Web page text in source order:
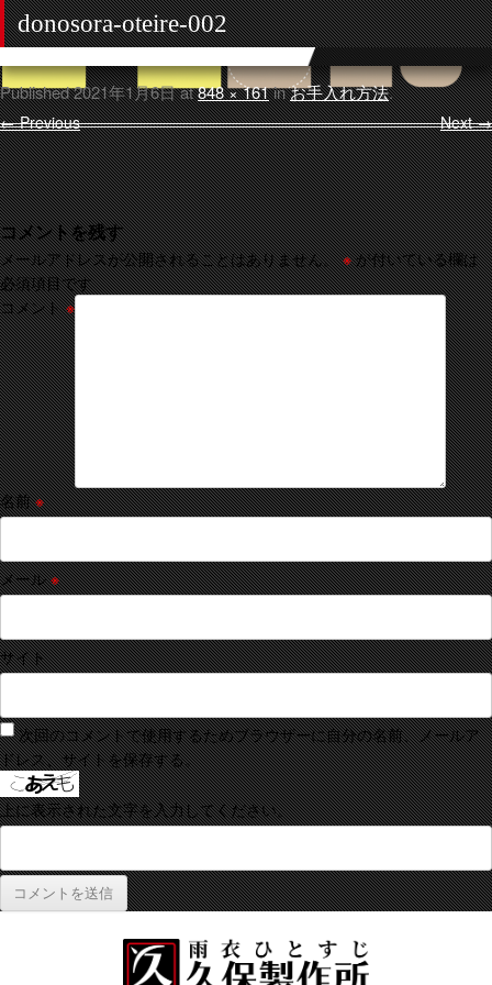
donosora-oteire-002
Published2021年1月6日at848 × 161inお手入れ方法.
← Previous Next →
コメントを残す
メールアドレスが公開されることはありません。 ※が付いている欄は
必須項目です
コメント※
名前※
メール※
サイト
次回のコメントで使用するためブラウザーに自分の名前、メールア
ドレス、サイトを保存する。
上に表示された文字を入力してください。